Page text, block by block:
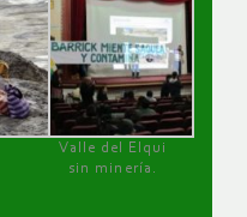
Valle del Elqui
sin minería.